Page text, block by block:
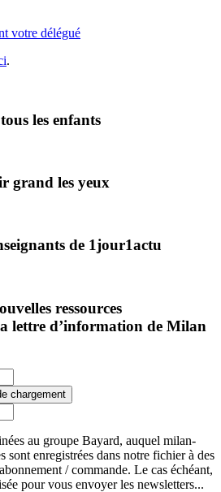
votre délégué
.
les enfants
grand les yeux
de 1jour1actu
ressources
lettre d’information de Milan
au groupe Bayard, auquel milan-
sont enregistrées dans notre fichier à des
/ commande. Le cas échéant,
pour vous envoyer les newsletters...